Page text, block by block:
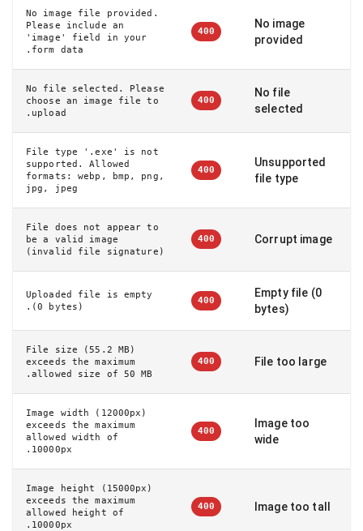
No image
provided
400
No image file provided.
Please include an
'image' field in your
form data.
No file
selected
400
No file selected. Please
choose an image file to
upload.
Unsupported
file type
400
File type '.exe' is not
supported. Allowed
formats: webp, bmp, png,
jpg, jpeg
Corrupt image
400
File does not appear to
be a valid image
(invalid file signature)
Empty file (0
bytes)
400
Uploaded file is empty
(0 bytes).
File too large
400
File size (55.2 MB)
exceeds the maximum
allowed size of 50 MB.
Image too
wide
400
Image width (12000px)
exceeds the maximum
allowed width of
10000px.
Image too tall
400
Image height (15000px)
exceeds the maximum
allowed height of
10000px.